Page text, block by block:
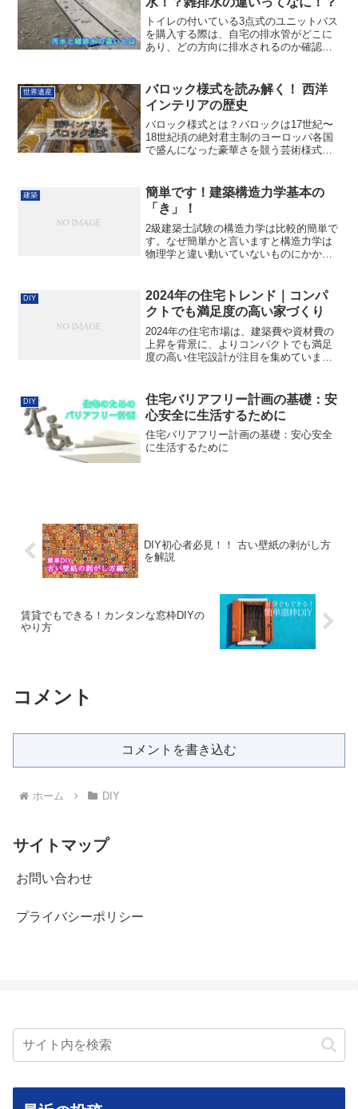
トイレの付いている3点式のユニットバス
を購入する際は、自宅の排水管がどこに
あり、どの方向に排水されるのか確認し
くて接続の多いゴチャゴチャした配管に
なるのは嫌ですよね。そ...
世界遺産
バロック様式を読み解く！ 西洋
インテリアの歴史
バロック様式とは？バロックは17世紀〜
18世紀頃の絶対君主制のヨーロッパ各国
で盛んになった豪華さを競う芸術様式で
スの厳格な規則性から離れ、有機的な流
動感を強調してい...
建築
簡単です！建築構造力学基本の
「き」！
2級建築士試験の構造力学は比較的簡単で
す。なぜ簡単かと言いますと構造力学は
物理学と違い動いていないものにかかる
ます。制定構造物は釣り合い条件式で計
算できます。数式は非...
DIY
2024年の住宅トレンド｜コンパ
クトでも満足度の高い家づくり
2024年の住宅市場は、建築費や資材費の
上昇を背景に、よりコンパクトでも満足
度の高い住宅設計が注目を集めていま
います。1. 建築費・資材費の上昇とその
影響2023年のS...
DIY
住宅バリアフリー計画の基礎：安
心安全に生活するために
住宅バリアフリー計画の基礎：安心安全
に生活するために
DIY初心者必見！！ 古い壁紙の剥がし方
を解説
賃貸でもできる！カンタンな窓枠DIYの
やり方
コメント
コメントを書き込む
ホーム DIY
サイトマップ
お問い合わせ
プライバシーポリシー